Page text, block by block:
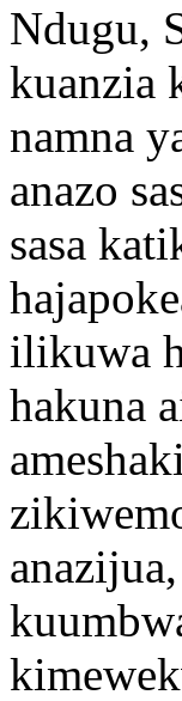
Ndugu,
kuanzia
namna
anazo
sasa
ilikuwa
hakuna